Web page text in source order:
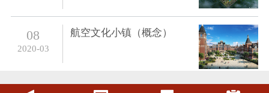
08
2020-03
航空文化小镇（概念）